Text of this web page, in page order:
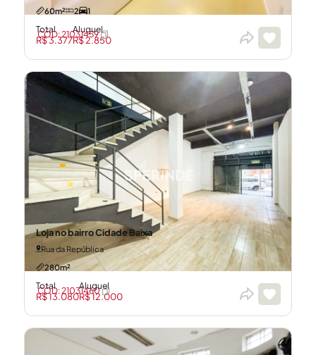
60m²
2 1
Total
R$ 3.377
Aluguel
R$ 2.850
CÓD: 21031459
Loja no bairro Cidade Baixa
Rua da República
280m²
Total
R$ 13.080
Aluguel
R$ 12.000
CÓD: 21031460